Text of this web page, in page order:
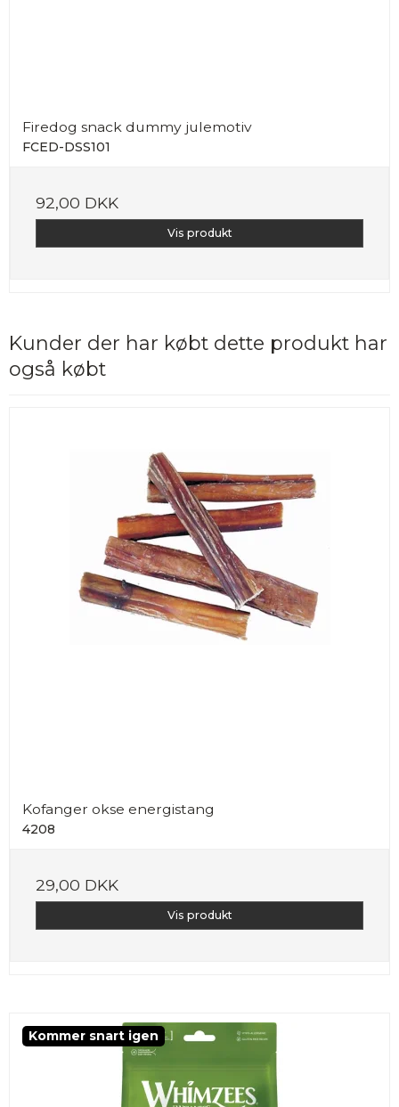
Firedog snack dummy julemotiv
FCED-DSS101
92,00 DKK
Vis produkt
Kunder der har købt dette produkt har
også købt
Kofanger okse energistang
4208
29,00 DKK
Vis produkt
Kommer snart igen